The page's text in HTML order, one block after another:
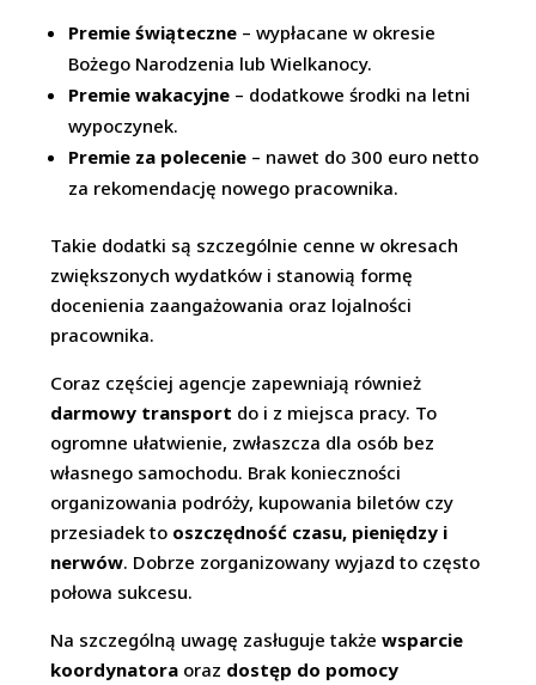
Premie świąteczne – wypłacane w okresie
Bożego Narodzenia lub Wielkanocy.
Premie wakacyjne – dodatkowe środki na letni
wypoczynek.
Premie za polecenie – nawet do 300 euro netto
za rekomendację nowego pracownika.
Takie dodatki są szczególnie cenne w okresach
zwiększonych wydatków i stanowią formę
docenienia zaangażowania oraz lojalności
pracownika.
Coraz częściej agencje zapewniają również
darmowy transport do i z miejsca pracy. To
ogromne ułatwienie, zwłaszcza dla osób bez
własnego samochodu. Brak konieczności
organizowania podróży, kupowania biletów czy
przesiadek to oszczędność czasu, pieniędzy i
nerwów. Dobrze zorganizowany wyjazd to często
połowa sukcesu.
Na szczególną uwagę zasługuje takżewsparcie
koordynatora oraz dostęp do pomocy